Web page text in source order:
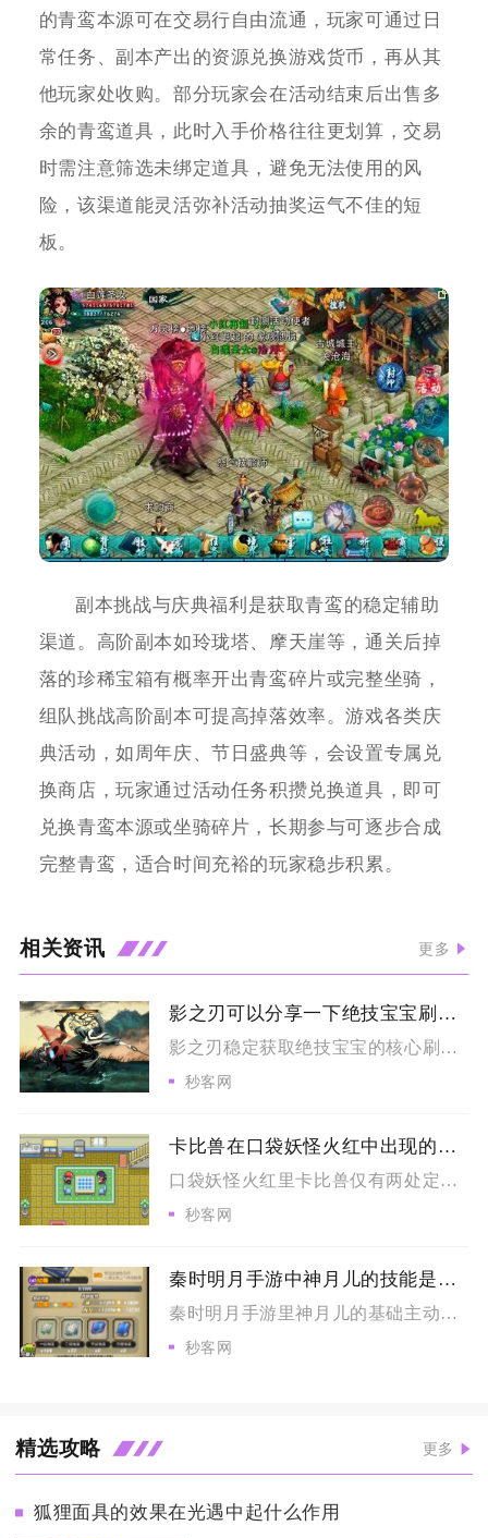
的青鸾本源可在交易行自由流通，玩家可通过日
常任务、副本产出的资源兑换游戏货币，再从其
他玩家处收购。部分玩家会在活动结束后出售多
余的青鸾道具，此时入手价格往往更划算，交易
时需注意筛选未绑定道具，避免无法使用的风
险，该渠道能灵活弥补活动抽奖运气不佳的短
板。
副本挑战与庆典福利是获取青鸾的稳定辅助
渠道。高阶副本如玲珑塔、摩天崖等，通关后掉
落的珍稀宝箱有概率开出青鸾碎片或完整坐骑，
组队挑战高阶副本可提高掉落效率。游戏各类庆
典活动，如周年庆、节日盛典等，会设置专属兑
换商店，玩家通过活动任务积攒兑换道具，即可
兑换青鸾本源或坐骑碎片，长期参与可逐步合成
完整青鸾，适合时间充裕的玩家稳步积累。
相关资讯 更多
影之刃可以分享一下绝技宝宝刷点吗
影之刃稳定获取绝技宝宝的核心刷点分为常驻副本掉落点位、全商店...
秒客网
卡比兽在口袋妖怪火红中出现的地点在哪里
口袋妖怪火红里卡比兽仅有两处定点刷新点位，分别是12号道路与...
秒客网
秦时明月手游中神月儿的技能是否可以升级
秦时明月手游里神月儿的基础主动与被动技能不存在传统意义上使用...
秒客网
精选攻略 更多
狐狸面具的效果在光遇中起什么作用